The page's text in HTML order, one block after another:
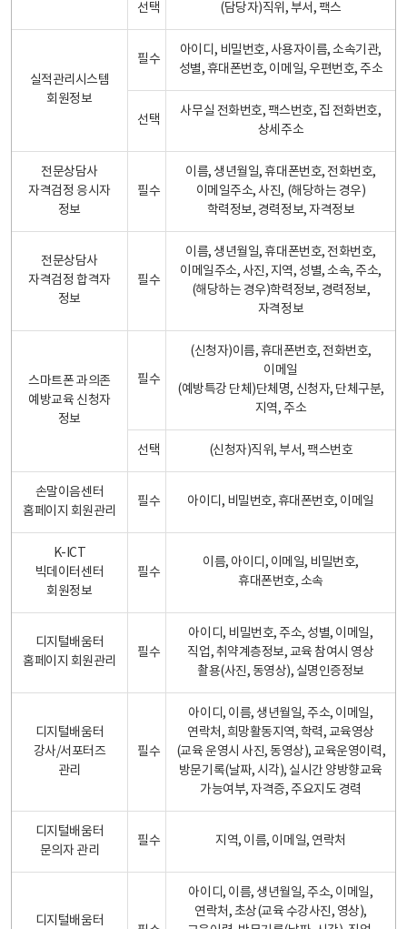
선택 (담당자)직위, 부서, 팩스
실적관리시스템
회원정보
필수
아이디, 비밀번호, 사용자이름, 소속기관,
성별, 휴대폰번호, 이메일, 우편번호, 주소
선택
사무실 전화번호, 팩스번호, 집 전화번호,
상세주소
전문상담사
자격검정 응시자
정보
필수
이름, 생년월일, 휴대폰번호, 전화번호,
이메일주소, 사진, (해당하는 경우)
학력정보, 경력정보, 자격정보
전문상담사
자격검정 합격자
정보
필수
이름, 생년월일, 휴대폰번호, 전화번호,
이메일주소, 사진, 지역, 성별, 소속, 주소,
(해당하는 경우)학력정보, 경력정보,
자격정보
스마트폰 과의존
예방교육 신청자
정보
필수
(신청자)이름, 휴대폰번호, 전화번호,
이메일
(예방특강 단체)단체명, 신청자, 단체구분,
지역, 주소
선택 (신청자)직위, 부서, 팩스번호
손말이음센터
홈페이지 회원관리
필수 아이디, 비밀번호, 휴대폰번호, 이메일
K-ICT
빅데이터센터
회원정보
필수
이름, 아이디, 이메일, 비밀번호,
휴대폰번호, 소속
디지털배움터
홈페이지 회원관리
필수
아이디, 비밀번호, 주소, 성별, 이메일,
직업, 취약계층정보, 교육 참여시 영상
촬용(사진, 동영상), 실명인증정보
디지털배움터
강사/서포터즈
관리
필수
아이디, 이름, 생년월일, 주소, 이메일,
연락처, 희망활동지역, 학력, 교육영상
(교육 운영시 사진, 동영상), 교육운영이력,
방문기록(날짜, 시각), 실시간 양방향교육
가능여부, 자격증, 주요지도 경력
디지털배움터
문의자 관리
필수 지역, 이름, 이메일, 연락처
디지털배움터
아이디, 이름, 생년월일, 주소, 이메일,
연락처, 초상(교육 수강사진, 영상),